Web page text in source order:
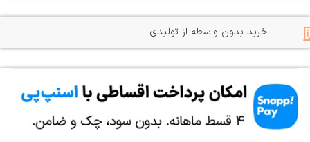
خرید بدون واسطه از تولیدی